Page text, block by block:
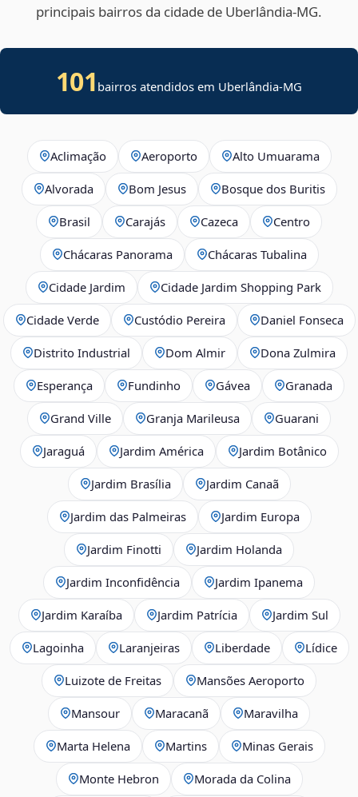
principais bairros da cidade de Uberlândia‑MG.
101 bairros atendidos em Uberlândia-MG
Aclimação Aeroporto Alto Umuarama
Alvorada Bom Jesus Bosque dos Buritis
Brasil Carajás Cazeca Centro
Chácaras Panorama Chácaras Tubalina
Cidade Jardim Cidade Jardim Shopping Park
Cidade Verde Custódio Pereira Daniel Fonseca
Distrito Industrial Dom Almir Dona Zulmira
Esperança Fundinho Gávea Granada
Grand Ville Granja Marileusa Guarani
Jaraguá Jardim América Jardim Botânico
Jardim Brasília Jardim Canaã
Jardim das Palmeiras Jardim Europa
Jardim Finotti Jardim Holanda
Jardim Inconfidência Jardim Ipanema
Jardim Karaíba Jardim Patrícia Jardim Sul
Lagoinha Laranjeiras Liberdade Lídice
Luizote de Freitas Mansões Aeroporto
Mansour Maracanã Maravilha
Marta Helena Martins Minas Gerais
Monte Hebron Morada da Colina